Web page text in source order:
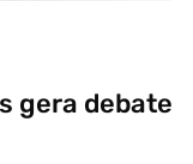
gera debate